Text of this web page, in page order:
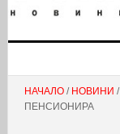
НАЧАЛО/ НОВИНИ
ПЕНСИОНИРА